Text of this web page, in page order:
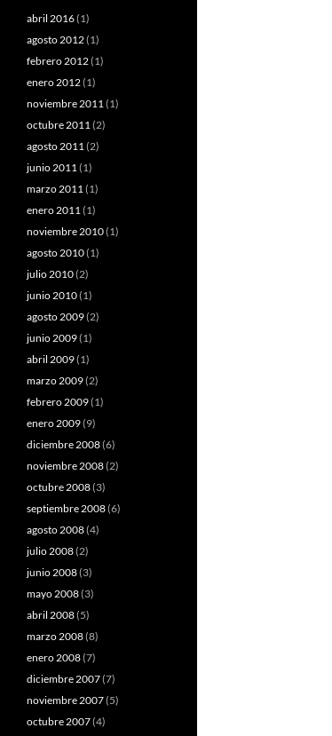
abril 2016(1)
agosto 2012(1)
febrero 2012(1)
enero 2012(1)
noviembre 2011(1)
octubre 2011(2)
agosto 2011(2)
junio 2011(1)
marzo 2011(1)
enero 2011(1)
noviembre 2010(1)
agosto 2010(1)
julio 2010(2)
junio 2010(1)
agosto 2009(2)
junio 2009(1)
abril 2009(1)
marzo 2009(2)
febrero 2009(1)
enero 2009(9)
diciembre 2008(6)
noviembre 2008(2)
octubre 2008(3)
septiembre 2008(6)
agosto 2008(4)
julio 2008(2)
junio 2008(3)
mayo 2008(3)
abril 2008(5)
marzo 2008(8)
enero 2008(7)
diciembre 2007(7)
noviembre 2007(5)
octubre 2007(4)